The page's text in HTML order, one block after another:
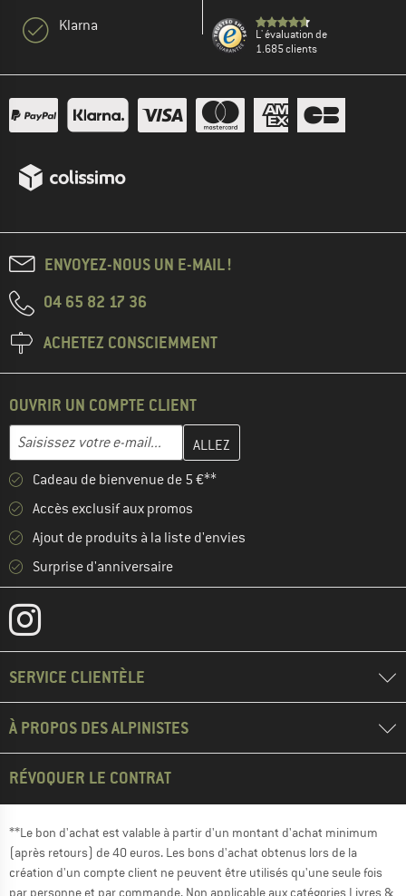
Klarna
L' évaluation de
1.685 clients
ENVOYEZ-NOUS UN E-MAIL !
04 65 82 17 36
ACHETEZ CONSCIEMMENT
OUVRIR UN COMPTE CLIENT
Adresse e-mail
Entrez votre adresse e-mail ici et créez votre compte client à la
Cadeau de bienvenue de 5 €**
Accès exclusif aux promos
Ajout de produits à la liste d'envies
Surprise d'anniversaire
SERVICE CLIENTÈLE
À PROPOS DES ALPINISTES
RÉVOQUER LE CONTRAT
**Le bon d'achat est valable à partir d'un montant d'achat minimum
(après retours) de 40 euros. Les bons d'achat obtenus lors de la
création d'un compte client ne peuvent être utilisés qu'une seule fois
par personne et par commande. Non applicable aux catégories Livres &